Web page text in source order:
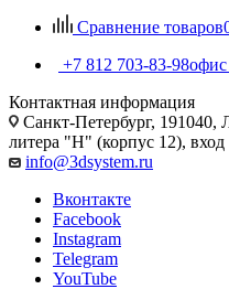
Сравнение товаров
+7 812 703-83-98офис
Контактная информация
Санкт-Петербург, 191040,
литера "Н" (корпус 12),
info@3dsystem.ru
Вконтакте
Facebook
Instagram
Telegram
YouTube